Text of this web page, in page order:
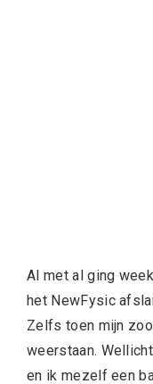
Al met al ging
het NewFysic
Zelfs toen mijn
weerstaan.
en ik mezelf een